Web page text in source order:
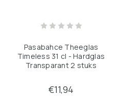
Pasabahce Theeglas
Timeless 31 cl - Hardglas
Transparant 2 stuks
€11,94